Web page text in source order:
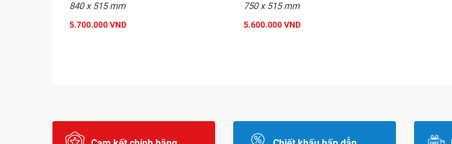
840 x 515 mm
5.700.000 VND
750 x 515 mm
5.600.000 VND